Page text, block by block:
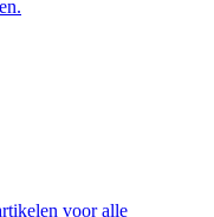
voor alle